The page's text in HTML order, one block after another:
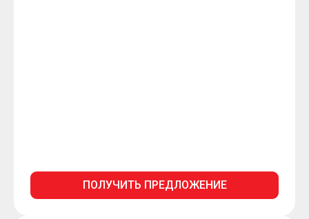
ПОЛУЧИТЬ ПРЕДЛОЖЕНИЕ